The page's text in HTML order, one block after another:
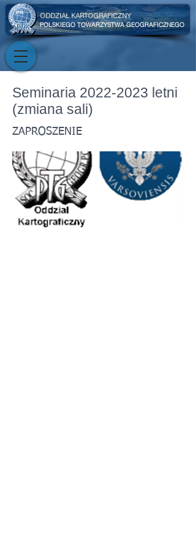
ODDZIAŁ KARTOGRAFICZNY
POLSKIEGO TOWARZYSTWA GEOGRAFICZNEGO
Seminaria 2022-2023 letni
(zmiana sali)
ZAPROSZENIE